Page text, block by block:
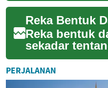
teknologi, dan
estetika. Kini,
Reka bentuk
sekadar
visual; ia juga
peranan
membentuk
PERJALANAN